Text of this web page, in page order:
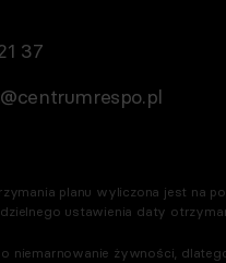
37
planu wyliczona jest na
ustawienia daty
niemarnowanie żywności,